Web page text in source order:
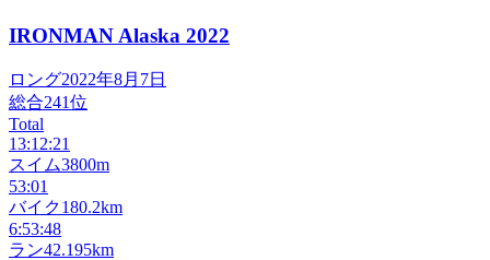
IRONMAN Alaska 2022
ロング2022年8月7日
総合241位
Total
13:12:21
スイム3800m
53:01
バイク180.2km
6:53:48
ラン42.195km